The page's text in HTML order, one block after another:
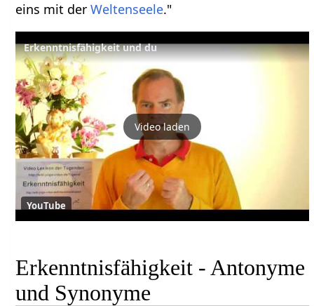
eins mit derWeltenseele."
Erkenntnisfähigkeit und du
Video laden
YouTube
Erkenntnisfähigkeit - Antonyme
und Synonyme